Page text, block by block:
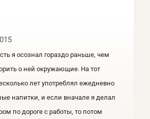
я осознал гораздо раньше, чем
о ней окружающие. На тот
лет употреблял ежедневно
напитки, и если вначале я делал
по дороге с работы, то потом